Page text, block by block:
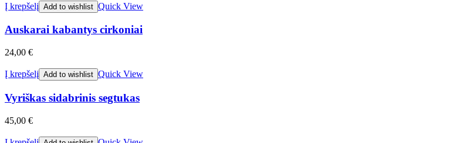
Į krepšelį Add to wishlist Quick View
Auskarai kabantys cirkoniai
24,00 €
Į krepšelį Add to wishlist Quick View
Vyriškas sidabrinis segtukas
45,00 €